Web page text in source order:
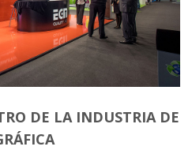
DE LA INDUSTRIA DE